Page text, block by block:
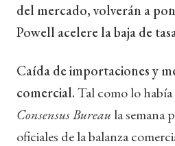
del mercado, volverán a
Powell acelere la baja de
Caída de importaciones y
comercial.Tal como lo
Consensus Bureau la semana
oficiales de la balanza